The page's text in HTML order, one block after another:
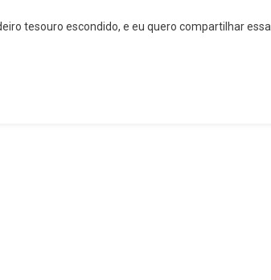
tesouro escondido, e eu quero compartilhar essa